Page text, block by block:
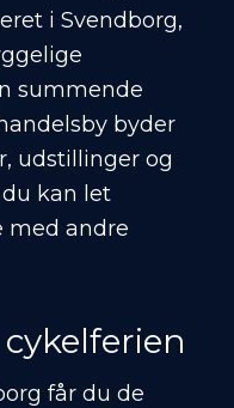
i Svendborg,
summende
byder
udstillinger og
kan let
med andre
får du de